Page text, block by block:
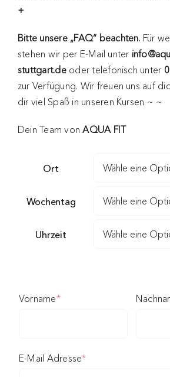
+
Bitte unsere „FAQ“ beachten. Für
stehen wir per E-Mail unter
stuttgart.deoder telefonisch unter
zur Verfügung. Wir freuen uns auf
dir viel Spaß in unseren Kursen ~ ~
Dein Team vonAQUA FIT
Ort
Wochentag
Uhrzeit
Vorname*(required)
E-Mail Adresse*(required)